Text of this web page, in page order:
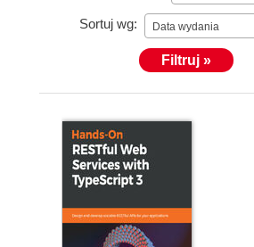
Sortuj wg: Data wydania
Filtruj »